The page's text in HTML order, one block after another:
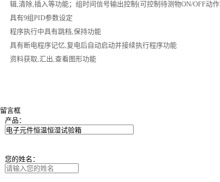
辑,清除,插入等功能；组时间信号输出控制(可控制待测物ON/OFF动
具有9组PID参数设定
程序执行中具有跳档,保持功能
具有断电程序记忆,复电后自动启动并接续执行程序功能
资料获取,汇出,查看图形功能
留言框
产品：
您的姓名：